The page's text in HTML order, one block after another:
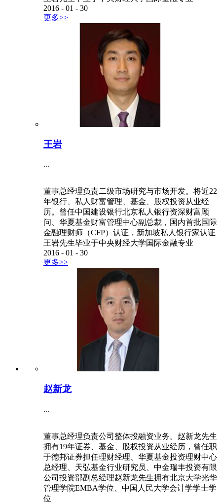
2016 - 01 - 30
更多>>
王岩
...
董事总经理负责二级市场研究与市场开发。将近22
年银行、私人财富管理、基金、股权投资从业经
历。曾任中国建设银行北京私人银行资深财富顾
问、华夏基金财富管理中心副总裁，国内首批国际
金融理财师（CFP）认证，新加坡私人银行家认证
王岩先生毕业于中央财经大学国际金融专业
2016 - 01 - 30
更多>>
赵新龙
...
董事总经理负责公司整体投融资业务。赵新龙先生
拥有19年证券、基金、股权投资从业经历，曾任职
于德邦证券担任理财经理、华夏基金投资理财中心
总经理、天弘基金行业研究员、中金瑞丰投资有限
公司投资部副总经理赵新龙先生拥有北京大学光华
管理学院EMBA学位、中国人民大学会计学学士学
位